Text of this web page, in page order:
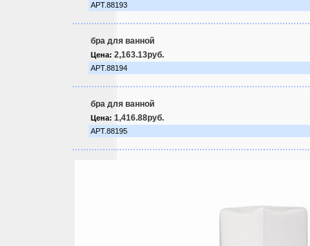
АРТ.88193
бра для ванной
Цена: 2,163.13руб.
АРТ.88194
бра для ванной
Цена: 1,416.88руб.
АРТ.88195